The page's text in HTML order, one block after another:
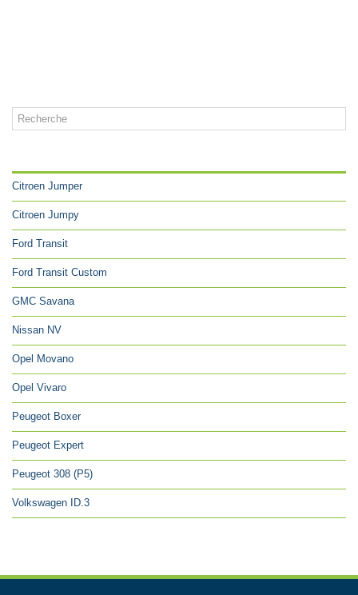
Citroen Jumper
Citroen Jumpy
Ford Transit
Ford Transit Custom
GMC Savana
Nissan NV
Opel Movano
Opel Vivaro
Peugeot Boxer
Peugeot Expert
Peugeot 308 (P5)
Volkswagen ID.3